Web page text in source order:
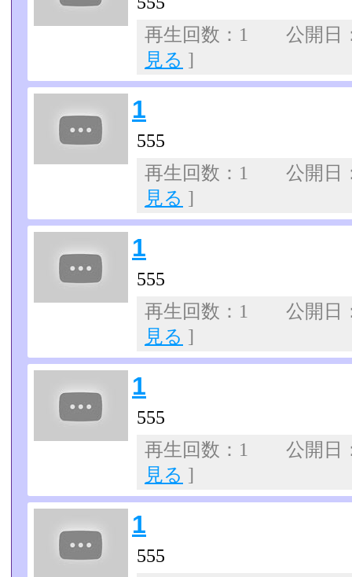
再生回数：1 公開
見る ]
1
555
再生回数：1 公開
見る ]
1
555
再生回数：1 公開
見る ]
1
555
再生回数：1 公開
見る ]
1
555